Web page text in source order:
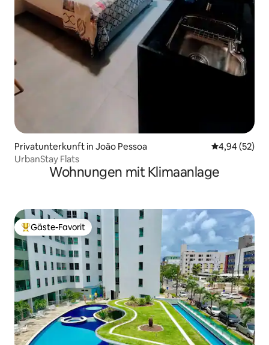
Privatunterkunft in João Pessoa
4,94 (52)
UrbanStay Flats
Wohnungen mit Klimaanlage
Beliebter Gäste-Favorit.
Gäste-Favorit